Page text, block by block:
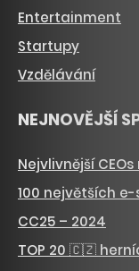
Entertainment
Startupy
Vzdělávání
NEJNOVĚJŠÍ
Nejvlivnější
100 největších e-
CC25 – 2024
TOP 20 🇨🇿